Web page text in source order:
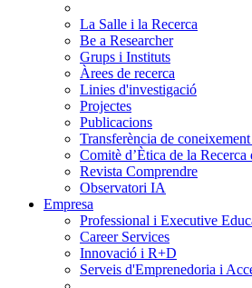
La Salle i la Recerca
Be a Researcher
Grups i Instituts
Àrees de recerca
Linies d'investigació
Projectes
Publicacions
Transferència de
Comitè d’Ètica de la Recerca
Revista Comprendre
Observatori IA
Empresa
Professional i Executive
Career Services
Innovació i R+D
Serveis d'Emprenedoria i